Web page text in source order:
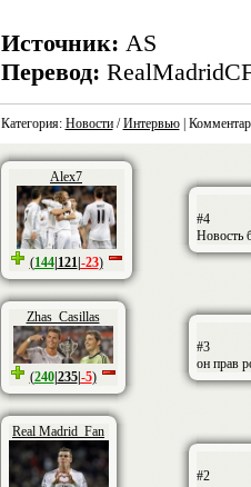
Источник: AS
Перевод:
Категория: Новости/Интервью|
Alex7
(144| 121| -23)
#4
Новость
Zhas_Casillas
(240|235|-5)
#3
он прав
Real Madrid_Fan
#2